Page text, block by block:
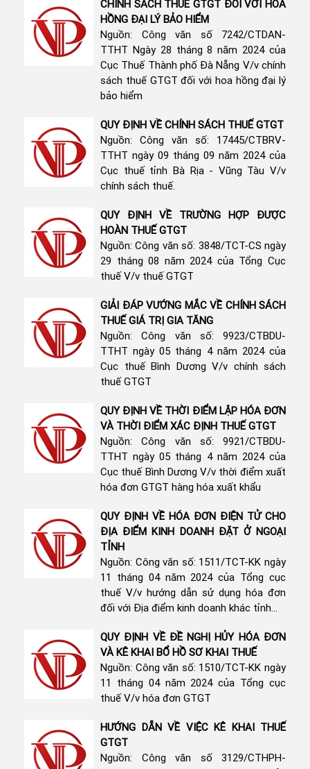
CHÍNH SÁCH THUẾ GTGT ĐỐI VỚI HOA
HỒNG ĐẠI LÝ BẢO HIỂM
Nguồn: Công văn số 7242/CTDAN-
TTHT Ngày 28 tháng 8 năm 2024 của
Cục Thuế Thành phố Đà Nẵng V/v chính
sách thuế GTGT đối với hoa hồng đại lý
bảo hiểm
QUY ĐỊNH VỀ CHÍNH SÁCH THUẾ GTGT
Nguồn: Công văn số: 17445/CTBRV-
TTHT ngày 09 tháng 09 năm 2024 của
Cục thuế tỉnh Bà Rịa - Vũng Tàu V/v
chính sách thuế.
QUY ĐỊNH VỀ TRƯỜNG HỢP ĐƯỢC
HOÀN THUẾ GTGT
Nguồn: Công văn số: 3848/TCT-CS ngày
29 tháng 08 năm 2024 của Tổng Cục
thuế V/v thuế GTGT
GIẢI ĐÁP VƯỚNG MẮC VỀ CHÍNH SÁCH
THUẾ GIÁ TRỊ GIA TĂNG
Nguồn: Công văn số: 9923/CTBDU-
TTHT ngày 05 tháng 4 năm 2024 của
Cục thuế Bình Dương V/v chính sách
thuế GTGT
QUY ĐỊNH VỀ THỜI ĐIỂM LẬP HÓA ĐƠN
VÀ THỜI ĐIỂM XÁC ĐỊNH THUẾ GTGT
Nguồn: Công văn số: 9921/CTBDU-
TTHT ngày 05 tháng 4 năm 2024 của
Cục thuế Bình Dương V/v thời điểm xuất
hóa đơn GTGT hàng hóa xuất khẩu
QUY ĐỊNH VỀ HÓA ĐƠN ĐIỆN TỬ CHO
ĐỊA ĐIỂM KINH DOANH ĐẶT Ở NGOẠI
TỈNH
Nguồn: Công văn số: 1511/TCT-KK ngày
11 tháng 04 năm 2024 của Tổng cục
thuế V/v hướng dẫn sử dụng hóa đơn
đối với Địa điểm kinh doanh khác tỉnh...
QUY ĐỊNH VỀ ĐỀ NGHỊ HỦY HÓA ĐƠN
VÀ KÊ KHAI BỔ HỒ SƠ KHAI THUẾ
Nguồn: Công văn số: 1510/TCT-KK ngày
11 tháng 04 năm 2024 của Tổng cục
thuế V/v hóa đơn GTGT
HƯỚNG DẪN VỀ VIỆC KÊ KHAI THUẾ
GTGT
Nguồn: Công văn số 3129/CTHPH-